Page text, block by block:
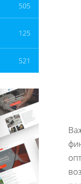
505
125
521